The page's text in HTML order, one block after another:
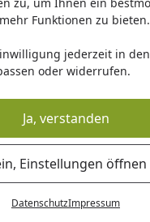
Funktionen zu bieten.
jederzeit in den
oder widerrufen.
Ja, verstanden
Einstellungen öffnen
DatenschutzImpressum
E-
Fahrrad (m/w/
für
in dem alles zu
E-Commerce-